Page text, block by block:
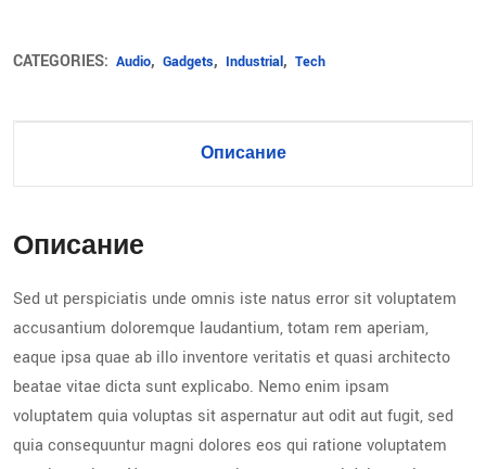
CATEGORIES: Audio, Gadgets, Industrial, Tech
Описание
Описание
Sed ut perspiciatis unde omnis iste natus error sit voluptatem
accusantium doloremque laudantium, totam rem aperiam,
eaque ipsa quae ab illo inventore veritatis et quasi architecto
beatae vitae dicta sunt explicabo. Nemo enim ipsam
voluptatem quia voluptas sit aspernatur aut odit aut fugit, sed
quia consequuntur magni dolores eos qui ratione voluptatem